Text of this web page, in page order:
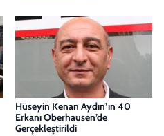
Hüseyin Kenan Aydın’ın 40
Erkanı Oberhausen’de
Gerçekleştirildi